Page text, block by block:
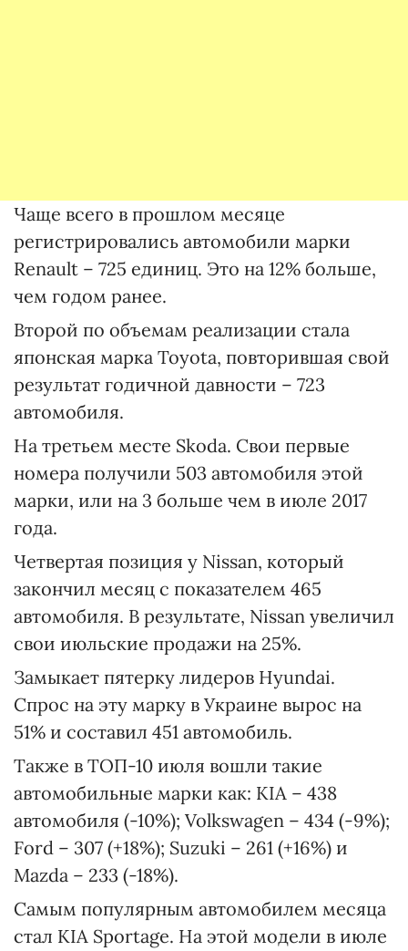
Чаще всего в прошлом месяце
регистрировались автомобили марки
Renault – 725 единиц. Это на 12% больше,
чем годом ранее.
Второй по объемам реализации стала
японская марка Toyota, повторившая свой
результат годичной давности – 723
автомобиля.
На третьем месте Skoda. Свои первые
номера получили 503 автомобиля этой
марки, или на 3 больше чем в июле 2017
года.
Четвертая позиция у Nissan, который
закончил месяц с показателем 465
автомобиля. В результате, Nissan увеличил
свои июльские продажи на 25%.
Замыкает пятерку лидеров Hyundai.
Спрос на эту марку в Украине вырос на
51% и составил 451 автомобиль.
Также в ТОП-10 июля вошли такие
автомобильные марки как: KIA – 438
автомобиля (-10%); Volkswagen – 434 (-9%);
Ford – 307 (+18%); Suzuki – 261 (+16%) и
Mazda – 233 (-18%).
Самым популярным автомобилем месяца
стал KIA Sportage. На этой модели в июле